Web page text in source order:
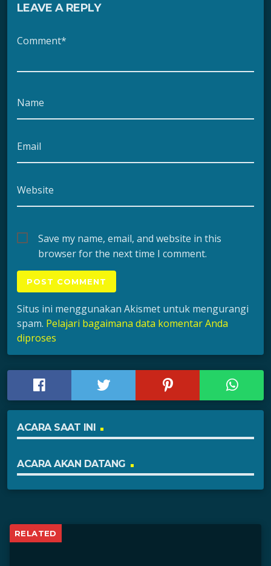
LEAVE A REPLY
Comment*
Name
Email
Website
Save my name, email, and website in this
browser for the next time I comment.
Situs ini menggunakan Akismet untuk mengurangi
spam. Pelajari bagaimana data komentar Anda
diproses
ACARA SAAT INI
ACARA AKAN DATANG
RELATED